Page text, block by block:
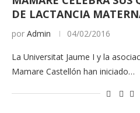
DE LACTANCIA
por Admin 04/02/2016
La Universitat Jaume I y la
Mamare Castellón han iniciado…